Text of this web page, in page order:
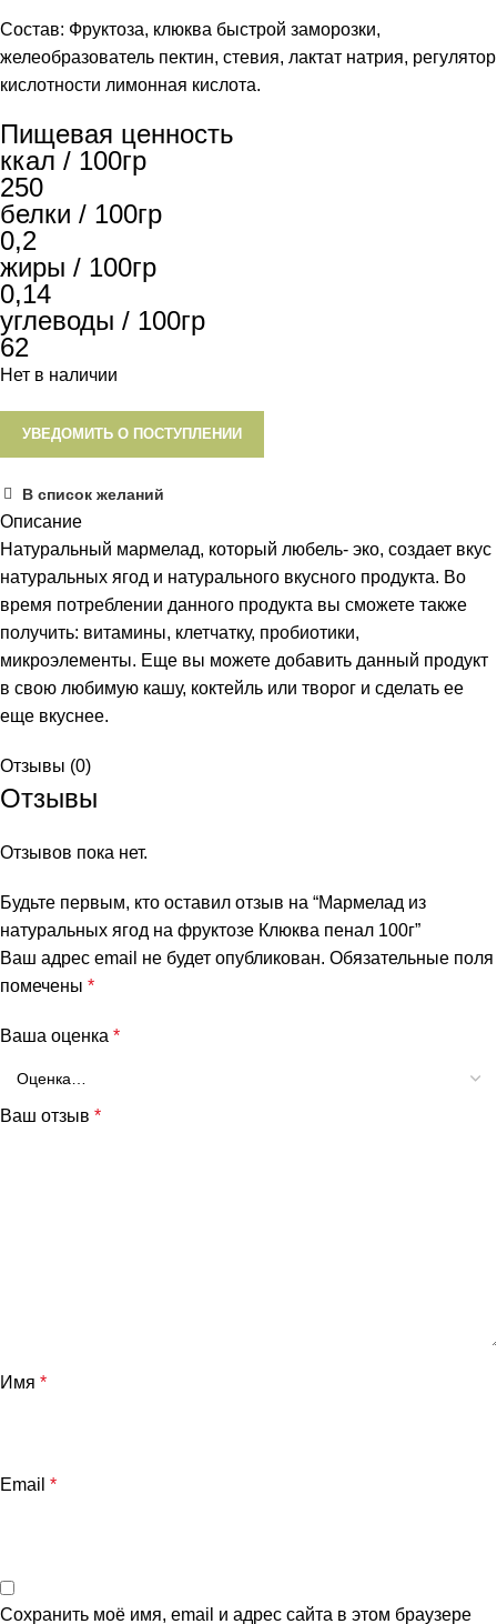
Состав: Фруктоза, клюква быстрой заморозки,
желеобразователь пектин, стевия, лактат натрия, регулятор
кислотности лимонная кислота.
Пищевая ценность
ккал / 100гр
250
белки / 100гр
0,2
жиры / 100гр
0,14
углеводы / 100гр
62
Нет в наличии
УВЕДОМИТЬ О ПОСТУПЛЕНИИ
В список желаний
Описание
Натуральный мармелад, который любель- эко, создает вкус
натуральных ягод и натурального вкусного продукта. Во
время потреблении данного продукта вы сможете также
получить: витамины, клетчатку, пробиотики,
микроэлементы. Еще вы можете добавить данный продукт
в свою любимую кашу, коктейль или творог и сделать ее
еще вкуснее.
Отзывы (0)
Отзывы
Отзывов пока нет.
Будьте первым, кто оставил отзыв на “Мармелад из
натуральных ягод на фруктозе Клюква пенал 100г”
Ваш адрес email не будет опубликован. Обязательные поля
помечены *
Ваша оценка *
Ваш отзыв *
Имя *
Email *
Сохранить моё имя, email и адрес сайта в этом браузере